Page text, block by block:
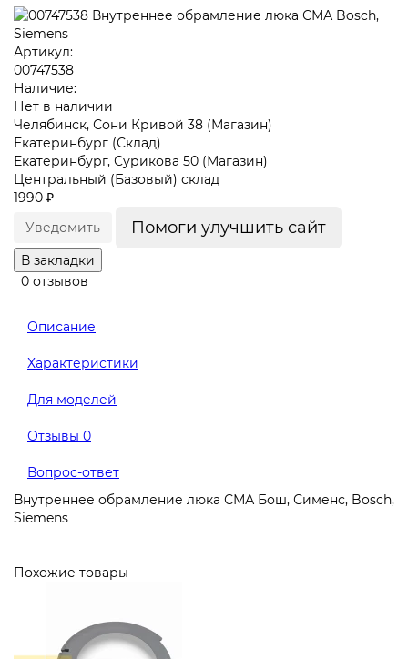
Артикул:
00747538
Наличие:
Нет в наличии
Челябинск, Сони Кривой 38 (Магазин)
Екатеринбург (Склад)
Екатеринбург, Сурикова 50 (Магазин)
Центральный (Базовый) склад
1990 ₽
Уведомить
Помоги улучшить сайт
В закладки
0 отзывов
Описание
Характеристики
Для моделей
Отзывы 0
Вопрос-ответ
Внутреннее обрамление люка СМА Бош, Сименс, Bosch,
Siemens
Похожие товары